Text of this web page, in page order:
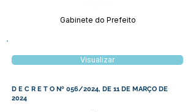
Gabinete do Prefeito
Visualizar
D E C R E T O Nº 056/2024, DE 11 DE MARÇO DE
2024